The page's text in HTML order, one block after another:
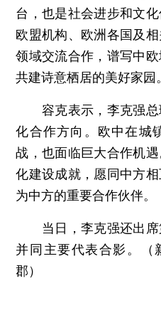
台，也是社会进步和文
欧盟机构、欧洲各国及
领域交流合作，谱写中
共建诗意栖居的美好家园。
容克表示，李克强总
化合作方向。欧中在城
战，也面临巨大合作机
化建设成就，愿同中方
为中方的重要合作伙伴。
当日，李克强还出席
并同主要代表合影。（
郡）